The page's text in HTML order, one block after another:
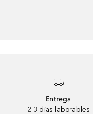
Entrega
2-3 días laborables